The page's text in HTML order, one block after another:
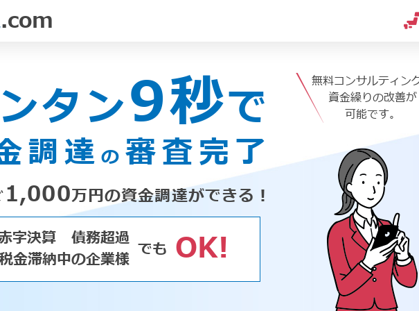
.com
タン9秒で
調達の 審査完了
1,000万円の資金調達ができる！
字決算
債務超過
金滞納中の企業様 でも OK!
無料コンサルティン
資金繰りの改善が
可能です。